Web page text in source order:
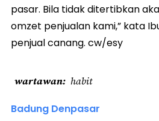
pasar. Bila tidak ditertibkan
omzet penjualan kami,” kata
penjual canang. cw/esy
wartawan habit
Badung Denpasar